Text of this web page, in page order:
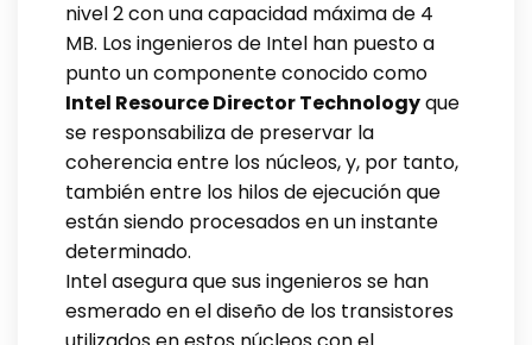
nivel 2 con una capacidad máxima de 4
MB. Los ingenieros de Intel han puesto a
punto un componente conocido como
Intel Resource Director Technologyque
se responsabiliza de preservar la
coherencia entre los núcleos, y, por tanto,
también entre los hilos de ejecución que
están siendo procesados en un instante
determinado.
Intel asegura que sus ingenieros se han
esmerado en el diseño de los transistores